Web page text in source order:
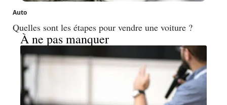
Auto
Quelles sont les étapes pour vendre une voiture ?
À ne pas manquer